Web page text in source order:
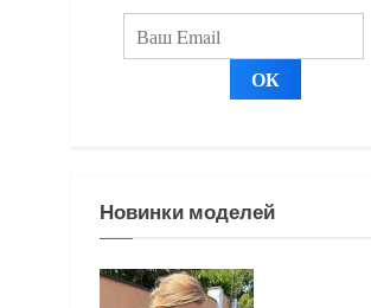
и
с
Новинки моделей